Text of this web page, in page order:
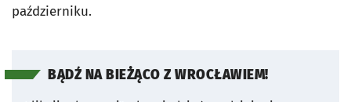
październiku.
BĄDŹ NA BIEŻĄCO Z WROCŁAWIEM!